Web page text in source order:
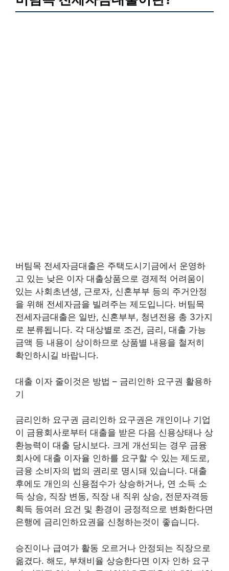
버팀목 전세자금대출은 주택도시기금에서 운영하
고 있는 낮은 이자 대출상품으로 경제적 어려움이
있는 사회초년생, 근로자, 신혼부부 등의 주거안정
을 위해 전세자금을 빌려주는 제도입니다. 버팀목
전세자금대출은 일반, 신혼부부, 청년전용 총 3가지
로 분류됩니다. 각 대상별로 조건, 금리, 대출 가능
금액 등 내용이 상이하므로 상품별 내용을 철저히
확인하시길 바랍니다.
대출 이자 줄이것은 방법 – 금리인하 요구권 활용하
기
금리인하 요구권 금리인하 요구권은 개인이나 기업
이 금융회사로부터 대출을 받은 다음 신용상태나 상
환능력이 대출 당시보다. 크게 개선되는 경우 금융
회사에 대출 이자율 인하를 요구할 수 있는 제도로,
금융 소비자의 법의 권리로 명시돼 있습니다. 대출
후에도 개인의 신용점수가 상승하거나, 연 소득 소
득 상승, 직장 변동, 직장 내 직위 상승, 전문자격등
획득 등여러 요건 및 환경이 긍정적으로 변화한다면
은행에 금리인하요권을 신청하는것이 좋습니다.
승진이나 급여가 활동 오르거나 안정되는 직장으로
옮겼다. 해도, 부채비율 상승한다면 이자 인하 요구